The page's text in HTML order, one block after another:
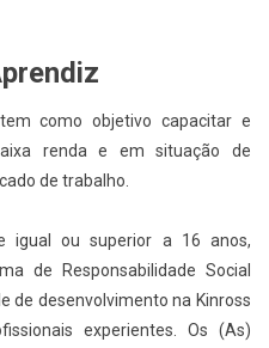
como objetivo capacitar e
renda e em situação de
de trabalho.
igual ou superior a 16 anos,
de Responsabilidade Social
de desenvolvimento na Kinross
experientes. Os (As)